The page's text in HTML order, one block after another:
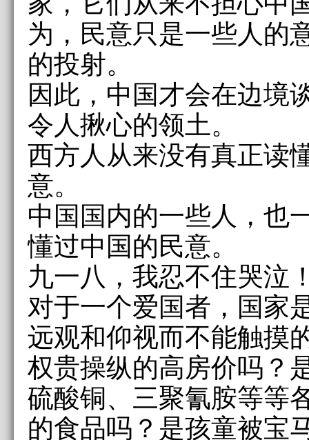
为，民意只是一些人的
的投射。
因此，中国才会在边境
令人揪心的领土。
西方人从来没有真正读
意。
中国国内的一些人，也
懂过中国的民意。
九一八，我忍不住哭泣
对于一个爱国者，国家
远观和仰视而不能触摸
权贵操纵的高房价吗？
硫酸铜、三聚氰胺等等
的食品吗？是孩童被宝